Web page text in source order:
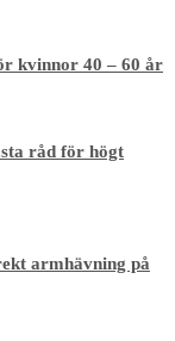
kvinnor 40 – 60 år
råd för högt
armhävning på